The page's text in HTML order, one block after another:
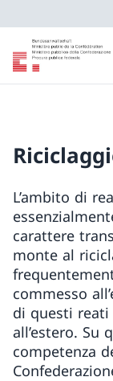
L’ambito di
carattere
monte al
commesso
di questi
all’estero. Su
competenza